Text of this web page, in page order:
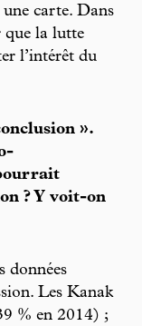
carte. Dans
que la lutte
l’intérêt du
».
? Y voit-on
données
Les Kanak
% en 2014) ;